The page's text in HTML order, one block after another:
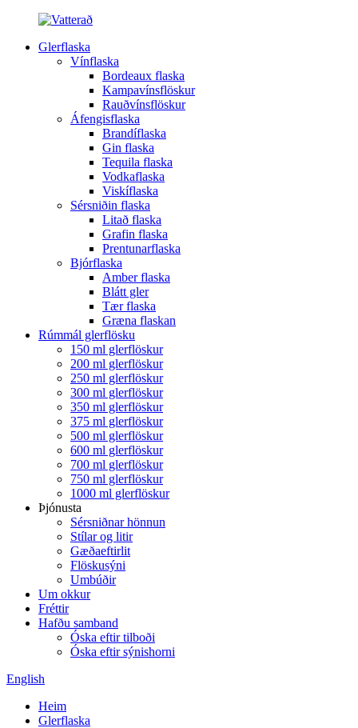
Glerflaska
Vínflaska
Bordeaux flaska
Kampavínsflöskur
Rauðvínsflöskur
Áfengisflaska
Brandíflaska
Gin flaska
Tequila flaska
Vodkaflaska
Viskíflaska
Sérsniðin flaska
Litað flaska
Grafin flaska
Prentunarflaska
Bjórflaska
Amber flaska
Blátt gler
Tær flaska
Græna flaskan
Rúmmál glerflösku
150 ml glerflöskur
200 ml glerflöskur
250 ml glerflöskur
300 ml glerflöskur
350 ml glerflöskur
375 ml glerflöskur
500 ml glerflöskur
600 ml glerflöskur
700 ml glerflöskur
750 ml glerflöskur
1000 ml glerflöskur
Þjónusta
Sérsniðnar hönnun
Stílar og litir
Gæðaeftirlit
Flöskusýni
Umbúðir
Um okkur
Fréttir
Hafðu samband
Óska eftir tilboði
Óska eftir sýnishorni
English
Heim
Glerflaska